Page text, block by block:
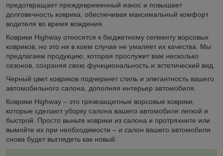
предотвращает преждевременный износ и повышает
долговечность коврика, обеспечивая максимальный комфорт
водителя во время вождения.
Коврики Highway относятся к бюджетному сегменту ворсовых
ковриков, но это ни в коем случае не умаляет их качества. Мы
предлагаем продукцию, которая прослужит вам несколько
сезонов, сохраняя свою функциональность и эстетический вид.
Черный цвет ковриков подчеркнет стиль и элегантность вашего
автомобильного салона, дополняя интерьер автомобиля.
Коврики Highway – это грязезащитные ворсовые коврики,
которые сделают уборку салона вашего автомобиля легкой и
быстрой. Просто выньте коврики из салона и протряхните или
вымойте их при необходимости – и салон вашего автомобиля
снова будет выглядеть как новый.